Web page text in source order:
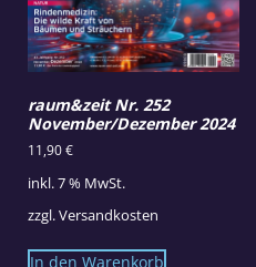
raum&zeit Nr. 252
November/Dezember 2024
11,90€
inkl. 7 % MwSt.
zzgl.Versandkosten
In den Warenkorb